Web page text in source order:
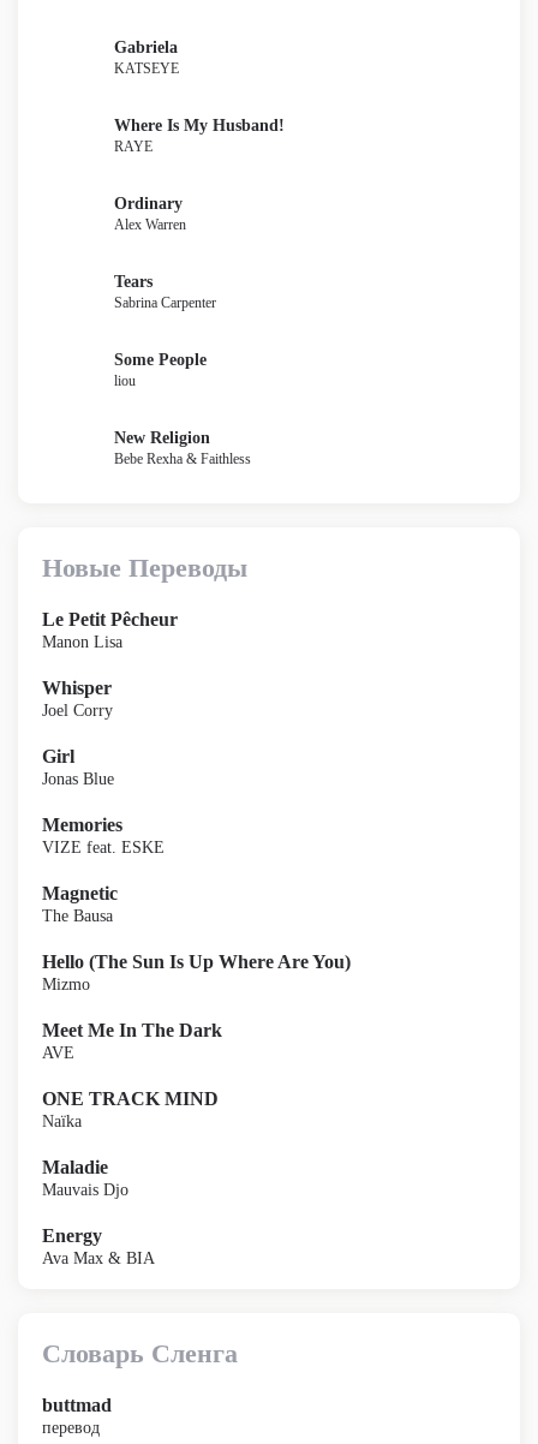
Gabriela
KATSEYE
Where Is My Husband!
RAYE
Ordinary
Alex Warren
Tears
Sabrina Carpenter
Some People
liou
New Religion
Bebe Rexha & Faithless
Новые Переводы
Le Petit Pêcheur
Manon Lisa
Whisper
Joel Corry
Girl
Jonas Blue
Memories
VIZE feat. ESKE
Magnetic
The Bausa
Hello (The Sun Is Up Where Are You)
Mizmo
Meet Me In The Dark
AVE
ONE TRACK MIND
Naïka
Maladie
Mauvais Djo
Energy
Ava Max & BIA
Словарь Сленга
buttmad
перевод